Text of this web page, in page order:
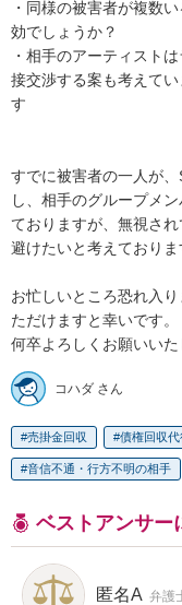
・同様の被害者が複数
効でしょうか？
・相手のアーティスト
接交渉する案も考えて
す
すでに被害者の一人が
し、相手のグループメ
ておりますが、無視さ
避けたいと考えておりま
お忙しいところ恐れ入
ただけますと幸いです。
何卒よろしくお願いいた
コハダ さん
売掛金回収 債権回収代
音信不通・行方不明の相手
ベストアンサー
匿名A 弁護